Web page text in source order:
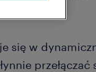
się w
przełączać